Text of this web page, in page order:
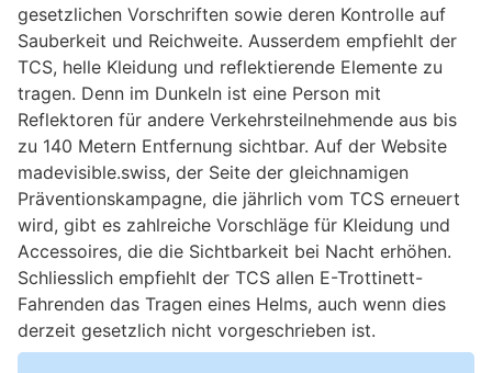
gesetzlichen Vorschriften sowie deren Kontrolle auf
Sauberkeit und Reichweite. Ausserdem empfiehlt der
TCS, helle Kleidung und reflektierende Elemente zu
tragen. Denn im Dunkeln ist eine Person mit
Reflektoren für andere Verkehrsteilnehmende aus bis
zu 140 Metern Entfernung sichtbar. Auf der Website
madevisible.swiss, der Seite der gleichnamigen
Präventionskampagne, die jährlich vom TCS erneuert
wird, gibt es zahlreiche Vorschläge für Kleidung und
Accessoires, die die Sichtbarkeit bei Nacht erhöhen.
Schliesslich empfiehlt der TCS allen E-Trottinett-
Fahrenden das Tragen eines Helms, auch wenn dies
derzeit gesetzlich nicht vorgeschrieben ist.